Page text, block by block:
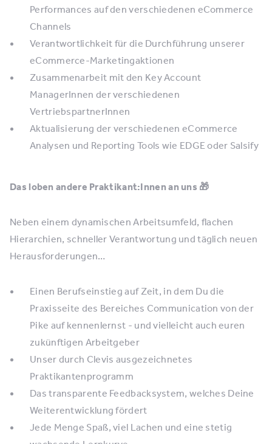
Performances auf den verschiedenen eCommerce
Channels
Verantwortlichkeit für die Durchführung unserer
eCommerce-Marketingaktionen
Zusammenarbeit mit den Key Account
ManagerInnen der verschiedenen
VertriebspartnerInnen
Aktualisierung der verschiedenen eCommerce
Analysen und Reporting Tools wie EDGE oder Salsify
Das loben andere Praktikant:Innen an uns 🎁
Neben einem dynamischen Arbeitsumfeld, flachen
Hierarchien, schneller Verantwortung und täglich neuen
Herausforderungen…
Einen Berufseinstieg auf Zeit, in dem Du die
Praxisseite des Bereiches Communication von der
Pike auf kennenlernst - und vielleicht auch euren
zukünftigen Arbeitgeber
Unser durch Clevis ausgezeichnetes
Praktikantenprogramm
Das transparente Feedbacksystem, welches Deine
Weiterentwicklung fördert
Jede Menge Spaß, viel Lachen und eine stetig